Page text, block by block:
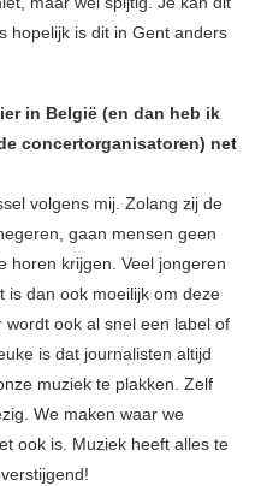
hopelijk is dit in Gent anders
in België (en dan heb ik
concertorganisatoren) net
volgens mij. Zolang zij de
gaan mensen geen
horen krijgen. Veel jongeren
dan ook moeilijk om deze
ook al snel een label of
is dat journalisten altijd
muziek te plakken. Zelf
We maken waar we
ook is. Muziek heeft alles te